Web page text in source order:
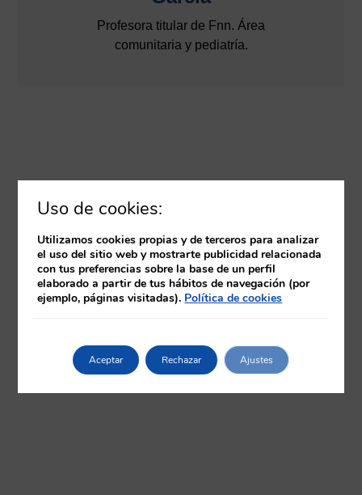
Profesora titular de Fnn. Área
comunitaria y pediatría.
Uso de cookies:
Utilizamos cookies propias y de terceros para analizar
el uso del sitio web y mostrarte publicidad relacionada
con tus preferencias sobre la base de un perfil
elaborado a partir de tus hábitos de navegación (por
ejemplo, páginas visitadas). Política de cookies
Aceptar Rechazar Ajustes